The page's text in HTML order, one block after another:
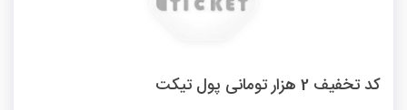
کد تخفیف 2 هزار تومانی پول تیکت